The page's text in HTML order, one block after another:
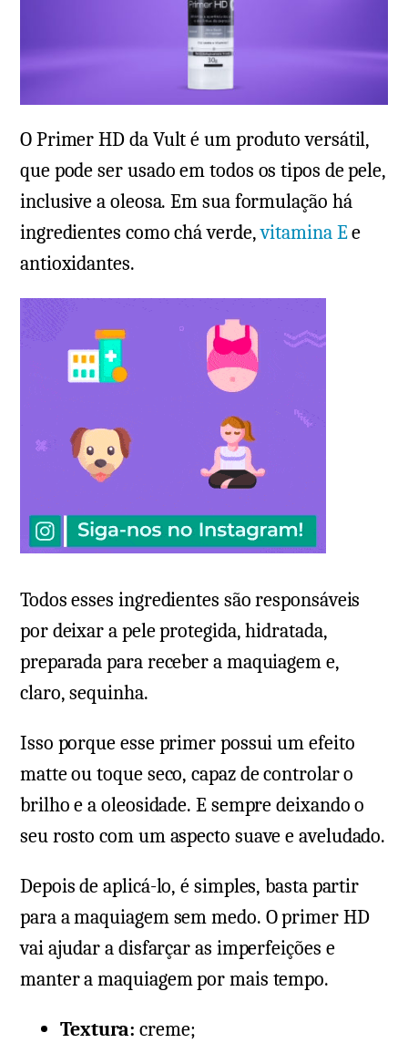
O Primer HD da Vult é um produto versátil,
que pode ser usado em todos os tipos de pele,
inclusive a oleosa. Em sua formulação há
ingredientes como chá verde,vitamina Ee
antioxidantes.
Todos esses ingredientes são responsáveis
por deixar a pele protegida, hidratada,
preparada para receber a maquiagem e,
claro, sequinha.
Isso porque esse primer possui um efeito
matte ou toque seco, capaz de controlar o
brilho e a oleosidade. E sempre deixando o
seu rosto com um aspecto suave e aveludado.
Depois de aplicá-lo, é simples, basta partir
para a maquiagem sem medo. O primer HD
vai ajudar a disfarçar as imperfeições e
manter a maquiagem por mais tempo.
Textura:creme;